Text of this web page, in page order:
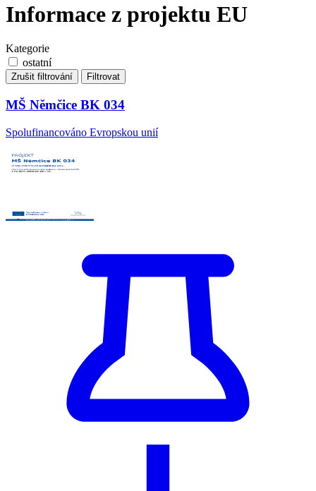
Informace z projektu EU
Kategorie
ostatní
Zrušit filtrování Filtrovat
MŠ Němčice BK 034
Spolufinancováno Evropskou unií